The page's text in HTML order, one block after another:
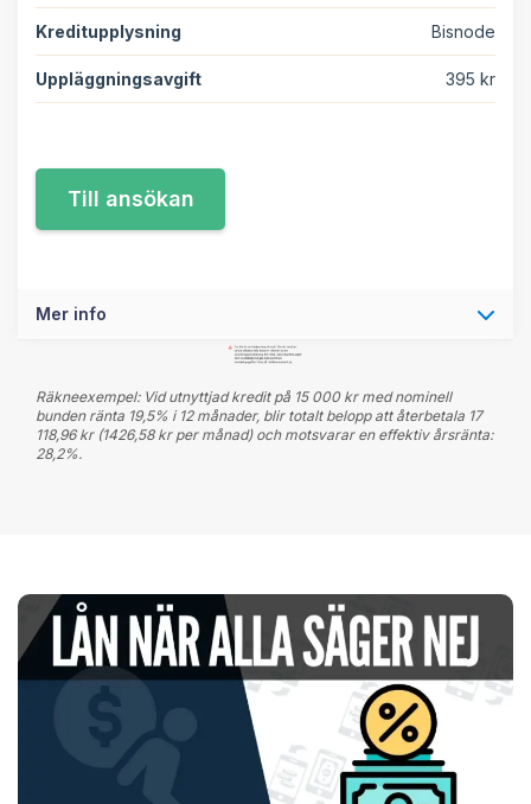
Kreditupplysning Bisnode
Uppläggningsavgift 395 kr
Mer info
Räkneexempel: Vid utnyttjad kredit på 15 000 kr med nominell
bunden ränta 19,5% i 12 månader, blir totalt belopp att återbetala 17
118,96 kr (1426,58 kr per månad) och motsvarar en effektiv årsränta:
28,2%.